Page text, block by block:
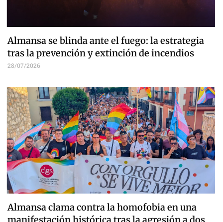
Almansa se blinda ante el fuego: la estrategia
tras la prevención y extinción de incendios
28/07/2026
Almansa clama contra la homofobia en una
manifestación histórica tras la agresión a dos